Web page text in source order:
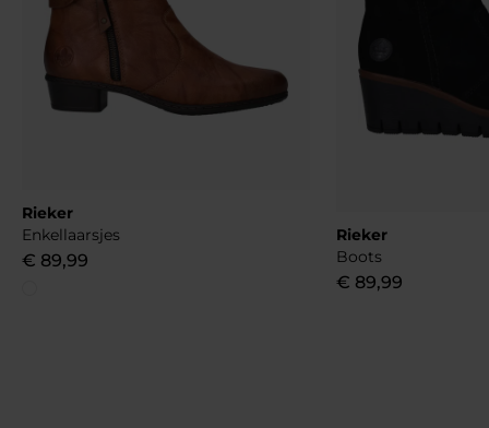
Rieker
Enkellaarsjes
€ 89,99
Rieker
Boots
€ 89,99